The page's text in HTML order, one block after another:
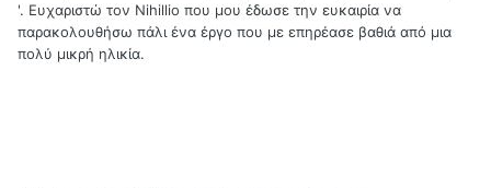
'. Ευχαριστώ τον Nihillio που μου έδωσε την ευκαιρία να
παρακολουθήσω πάλι ένα έργο που με επηρέασε βαθιά από μια
πολύ μικρή ηλικία.